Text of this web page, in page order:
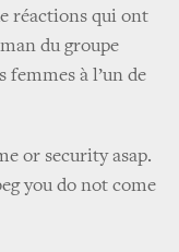
réactions qui ont
du groupe
femmes à l’un de
or security asap.
you do not come